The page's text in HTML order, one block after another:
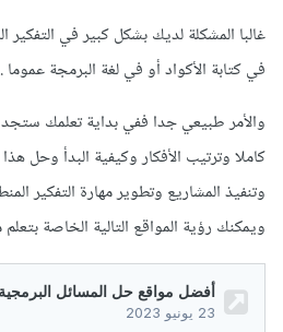
غالبا المشكلة لديك بشكل كبير في
في كتابة الأكواد أو في لغة البرمجة عموما .
والأمر طبيعي جدا ففي بداية تعلمك
كاملا وترتيب الأفكار وكيفية البدأ وحل
وتنفيذ المشاريع وتطوير مهارة التفكير
ويمكنك رؤية المواقع التالية الخاصة